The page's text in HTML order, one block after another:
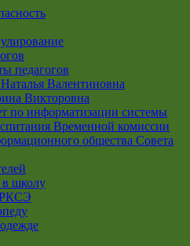
педагогов
Валентиновна
Викторовна
по информатизации системы
Временной комиссии
общества Совета
в школу